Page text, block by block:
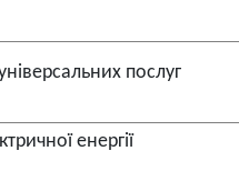
послуг
енергії